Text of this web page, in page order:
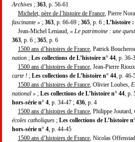
Archives ; 363 , p. 56-61
Michelet, père de l’histoire de France , Pierre Nora,
fascinante » ; 363 , p. 66-69 ; 365 , p. 6 ; L’histoire
Jean-Michel Leniaud, « Le patrimoine : une
363 , p. 6 ; 365 , p. 6
1500 ans d’histoires de France , Patrick
nation ; Les collections de L’histoire n° 44 , p. 36-
1500 ans d’histoires de France , Jean-Pierre Rioux,
carte ! ; Les collections de L’histoire n° 44 , p. 46-
1500 ans d’histoires de France , Olivier Loubes,
national » ; Les collections de L’histoire n° 44 ,
hors-série n° 4 , p. 34-47 ; 436 , p. 4
1500 ans d’histoires de France , Philippe Joutard,
écoles catholiques ; Les collections de L’histoire
hors-série n° 4 , p. 44-45
1500 ans d’histoires de France , Nicolas